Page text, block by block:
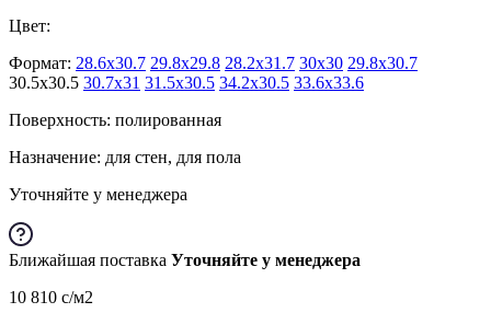
Цвет:
Формат: 28.6x30.7 29.8x29.8 28.2x31.7 30x30 29.8x30.7
30.5x30.5 30.7x31 31.5x30.5 34.2x30.5 33.6x33.6
Поверхность: полированная
Назначение: для стен, для пола
Уточняйте у менеджера
Ближайшая поставка Уточняйте у менеджера
10 810 c/м2